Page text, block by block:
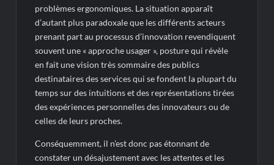
problèmes ergonomiques. La situation apparaît
d’autant plus paradoxale que les différents acteurs
prenant part au processus d’innovation revendiquent
souvent une « approche usager », posture qui révèle
en fait une vision très sommaire des publics
destinataires des services qui se fondent la plupart du
temps sur des intuitions et des représentations tirées
des expériences personnelles des innovateurs ou de
celles de leurs proches.
Conséquemment, il n’est donc pas étonnant de
constater un désajustement avec les attentes et les